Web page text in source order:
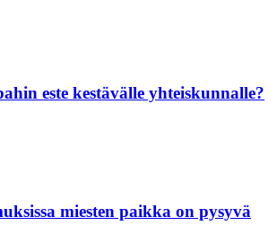
este kestävälle yhteiskunnalle?
miesten paikka on pysyvä